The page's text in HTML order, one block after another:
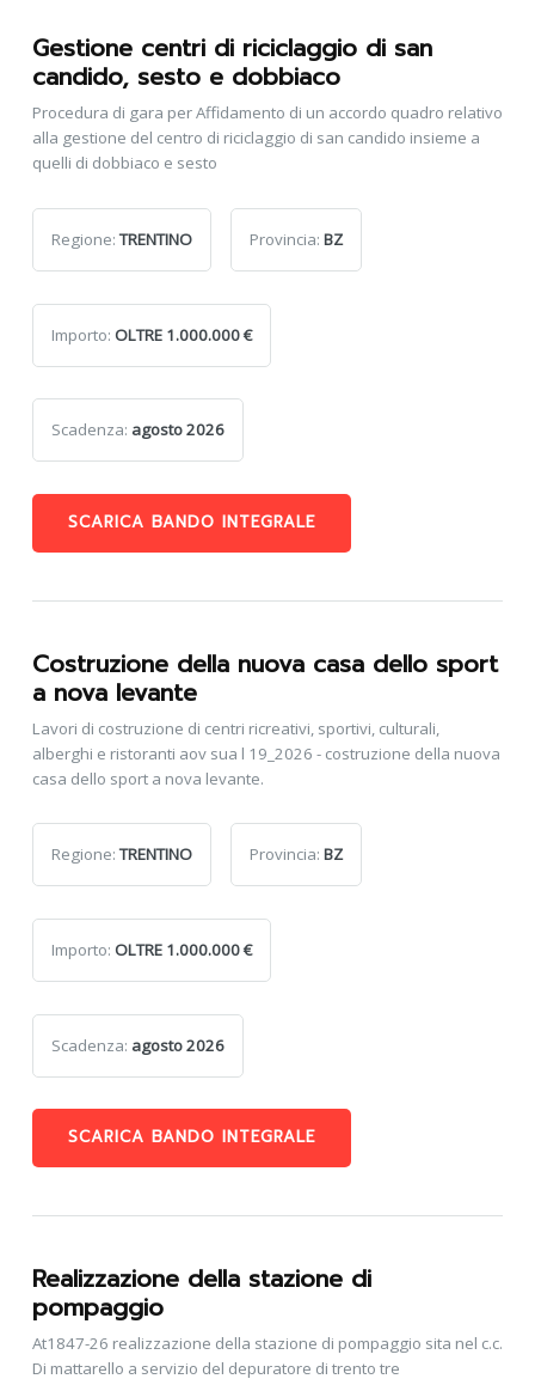
Gestione centri di riciclaggio di san
candido, sesto e dobbiaco
Procedura di gara per Affidamento di un accordo quadro relativo
alla gestione del centro di riciclaggio di san candido insieme a
quelli di dobbiaco e sesto
Regione:TRENTINO Provincia: BZ
Importo: OLTRE 1.000.000 €
Scadenza: agosto 2026
SCARICA BANDO INTEGRALE
Costruzione della nuova casa dello sport
a nova levante
Lavori di costruzione di centri ricreativi, sportivi, culturali,
alberghi e ristoranti aov sua l 19_2026 - costruzione della nuova
casa dello sport a nova levante.
Regione:TRENTINO Provincia: BZ
Importo: OLTRE 1.000.000 €
Scadenza: agosto 2026
SCARICA BANDO INTEGRALE
Realizzazione della stazione di
pompaggio
At1847-26 realizzazione della stazione di pompaggio sita nel c.c.
Di mattarello a servizio del depuratore di trento tre